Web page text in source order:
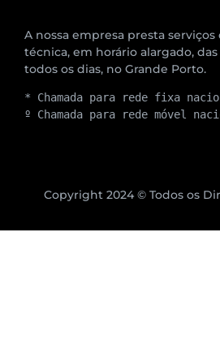
A nossa empresa presta serviços
técnica, em horário alargado, das
todos os dias, no Grande Porto.
* Chamada para rede fixa
º Chamada para rede móvel
Copyright 2024 © Todos os